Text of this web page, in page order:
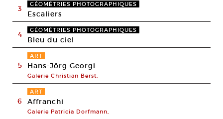
3 GÉOMÉTRIES PHOTOGRAPHIQUES
Escaliers
4 GÉOMÉTRIES PHOTOGRAPHIQUES
Bleu du ciel
5
ART
Hans-Jörg Georgi
Galerie Christian Berst,
6
ART
Affranchi
Galerie Patricia Dorfmann,